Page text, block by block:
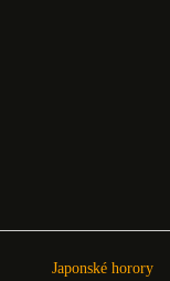
Japonské horory